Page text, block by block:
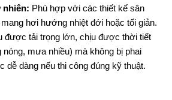
nhiên: Phù hợp với các thiết kế sân
hơi hướng nhiệt đới hoặc tối giản.
được tải trọng lớn, chịu được thời tiết
nóng, mưa nhiều) mà không bị phai
dễ dàng nếu thi công đúng kỹ thuật.